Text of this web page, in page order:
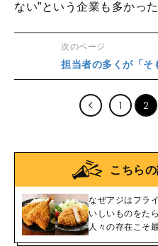
ない”という企業も多かった
次のページ
担当者の多くが「そ
1 2
こちら
なぜアジはフラ
いしいものをた
人々の存在こそ